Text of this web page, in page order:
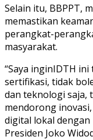
Selain itu, BBPPT,
memastikan
perangkat-
masyarakat.
“Saya inginIDTH
sertifikasi, tidak
dan teknologi saja,
mendorong
digital lokal dengan
Presiden Joko